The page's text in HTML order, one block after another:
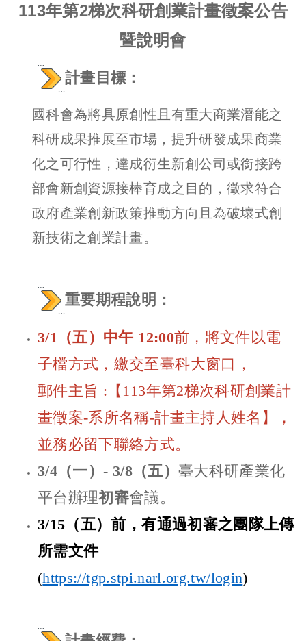
113年第2梯次科研創業計畫徵案公告
暨說明會
計畫目標：
國科會為將具原創性且有重大商業潛能之
科研成果推展至市場，提升研發成果商業
化之可行性，達成衍生新創公司或銜接跨
部會新創資源接棒育成之目的，徵求符合
政府產業創新政策推動方向且為破壞式創
新技術之創業計畫。
重要期程說明：
3/1 （五）中午 12:00前，將文件以電
子檔方式，繳交至臺科大窗口 ，
郵件主旨 :【113年第2梯次科研創業計
畫徵案-系所名稱-計畫主持人姓名】，
並務必留下聯絡方式。
3/4 （一）- 3/8（五） 臺大科研產業化
平台辦理初審會議。
3/15 （五）前，有通過初審之團隊上傳
所需文件
(https://tgp.stpi.narl.org.tw/login)